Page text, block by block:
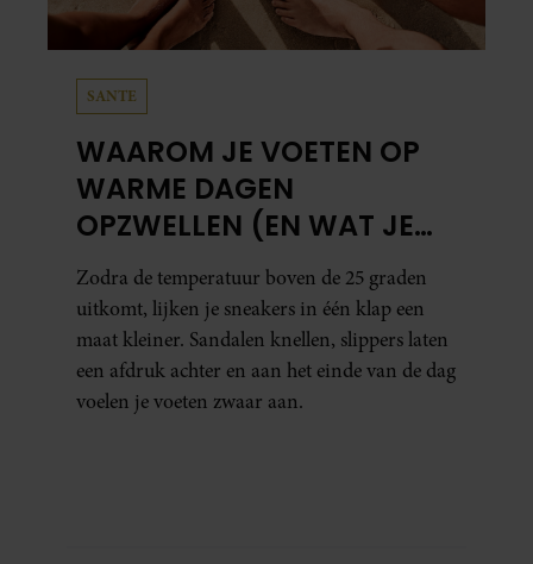
SANTE
WAAROM JE VOETEN OP
WARME DAGEN
OPZWELLEN (EN WAT JE
ERAAN KUNT DOEN)
Zodra de temperatuur boven de 25 graden
uitkomt, lijken je sneakers in één klap een
maat kleiner. Sandalen knellen, slippers laten
een afdruk achter en aan het einde van de dag
voelen je voeten zwaar aan.